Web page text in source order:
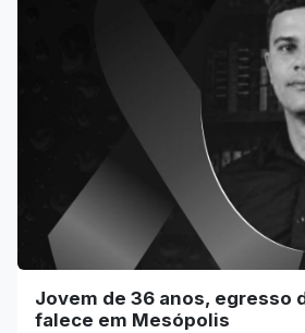
Jovem de 36 anos, egresso
falece em Mesópolis